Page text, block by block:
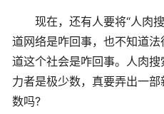
现在，还有人要将“人肉
道网络是咋回事，也不知道
道这个社会是咋回事。人肉
力者是极少数，真要弄出一
数吗?